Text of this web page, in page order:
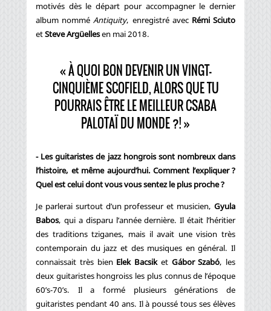
motivés dès le départ pour accompagner le dernier
album nomméAntiquity, enregistré avecRémi Sciuto
etSteve Argüellesen mai 2018.
« À QUOI BON DEVENIR UN VINGT-
CINQUIÈME SCOFIELD, ALORS QUE TU
POURRAIS ÊTRE LE MEILLEUR CSABA
PALOTAÏ DU MONDE ?! »
- Les guitaristes de jazz hongrois sont nombreux dans
l’histoire, et même aujourd’hui. Comment l’expliquer ?
Quel est celui dont vous vous sentez le plus proche ?
Je parlerai surtout d’un professeur et musicien, Gyula
Babos, qui a disparu l’année dernière. Il était l’héritier
des traditions tziganes, mais il avait une vision très
contemporain du jazz et des musiques en général. Il
connaissait très bien Elek Bacsiket Gábor Szabó, les
deux guitaristes hongroiss les plus connus de l’époque
60’s-70’s. Il a formé plusieurs générations de
guitaristes pendant 40 ans. Il à poussé tous ses élèves